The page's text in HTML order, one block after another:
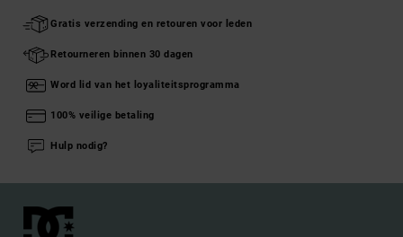
Gratis verzending en retouren voor leden
Retourneren binnen 30 dagen
Word lid van het loyaliteitsprogramma
100% veilige betaling
Hulp nodig?